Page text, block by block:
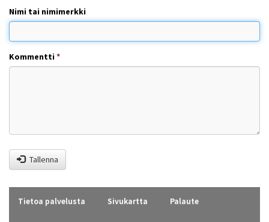
Nimi tai nimimerkki
Kommentti*
Tallenna
Tietoa palvelusta Sivukartta Palaute